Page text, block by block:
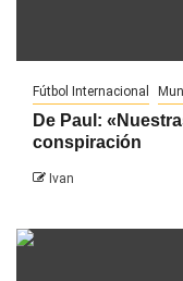
Fútbol Internacional
De Paul:
conspiración
Ivan